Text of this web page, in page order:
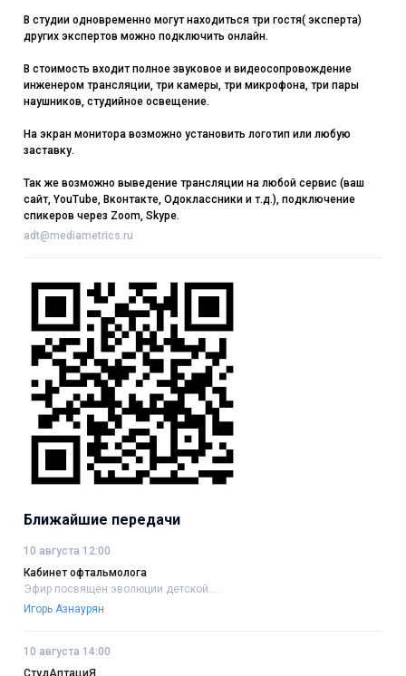
В студии одновременно могут находиться три гостя( эксперта)
других экспертов можно подключить онлайн.
В стоимость входит полное звуковое и видеосопровождение
инженером трансляции, три камеры, три микрофона, три пары
наушников, студийное освещение.
На экран монитора возможно установить логотип или любую
заставку.
Так же возможно выведение трансляции на любой сервис (ваш
сайт, YouTube, Вконтакте, Одоклассники и т.д.), подключение
спикеров через Zoom, Skype.
adt@mediametrics.ru
Ближайшие передачи
10 августа 12:00
Кабинет офтальмолога
Эфир посвящён эволюции детской....
Игорь Азнаурян
10 августа 14:00
СтудАптациЯ